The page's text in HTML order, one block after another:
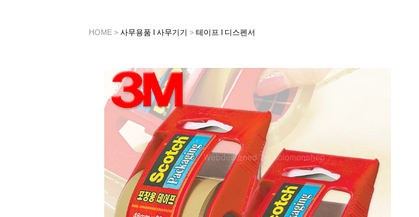
HOME > 사무용품 l 사무기기 > 테이프 l 디스펜서